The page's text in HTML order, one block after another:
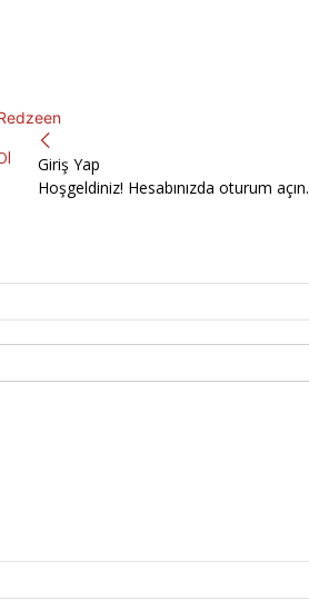
Giriş Yap
Hoşgeldiniz! Hesabınızda oturum açın.